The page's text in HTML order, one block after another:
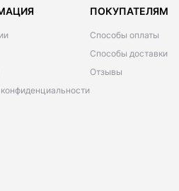
ПОКУПАТЕЛЯМ
Способы оплаты
Способы доставки
Отзывы